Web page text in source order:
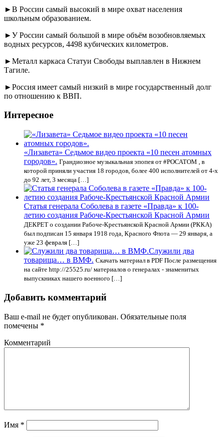
►В России самый высокий в мире охват населения
школьным образованием.
►У России самый большой в мире объём возобновляемых
водных ресурсов, 4498 кубических километров.
►Металл каркаса Статуи Свободы выплавлен в Нижнем
Тагиле.
►Россия имеет самый низкий в мире государственный долг
по отношению к ВВП.
Интересное
«Лизавета» Седьмое видео проекта «10 песен атомных
городов». Грандиозное музыкальная эпопея от #РОСАТОМ , в
которой приняли участия 18 городов, более 400 исполнителей от 4-х
до 92 лет, 3 месяца […]
Статья генерала Соболева в газете «Правда» к 100-
летию создания Рабоче-Крестьянской Красной Армии
ДЕКРЕТ о создании Рабоче-Крестьянской Красной Армии (РККА)
был подписан 15 января 1918 года, Красного Флота — 29 января, а
уже 23 февраля […]
Служили два
товарища… в ВМФ. Скачать материал в PDF После размещения
на сайте http://25525.ru/ материалов о генералах - знаменитых
выпускниках нашего военного […]
Добавить комментарий
Ваш e-mail не будет опубликован. Обязательные поля
помечены *
Комментарий
Имя *